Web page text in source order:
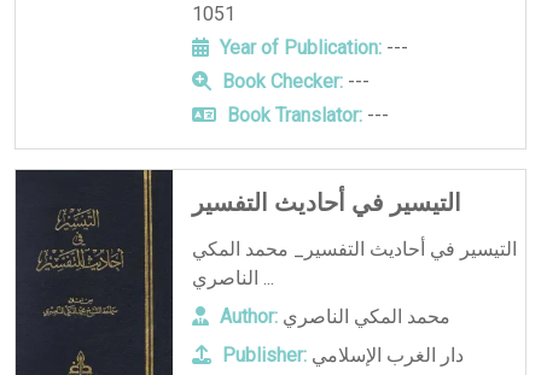
1051
Year of Publication:---
Book Checker:---
Book Translator:---
التيسير في أحاديث التفسير
التيسير في أحاديث التفسير_ محمد المكي
الناصري ...
Author: محمد المكي الناصري
Publisher: دار الغرب الإسلامي